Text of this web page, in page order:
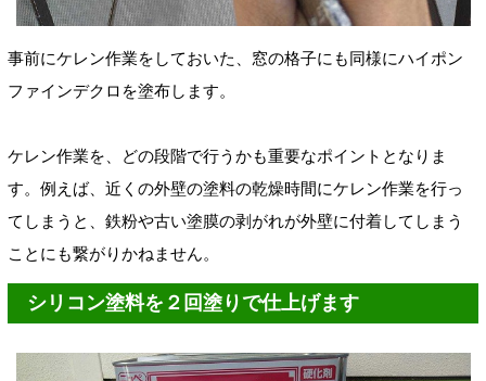
事前にケレン作業をしておいた、窓の格子にも同様にハイポン
ファインデクロを塗布します。
ケレン作業を、どの段階で行うかも重要なポイントとなりま
す。例えば、近くの外壁の塗料の乾燥時間にケレン作業を行っ
てしまうと、鉄粉や古い塗膜の剥がれが外壁に付着してしまう
ことにも繋がりかねません。
シリコン塗料を２回塗りで仕上げます